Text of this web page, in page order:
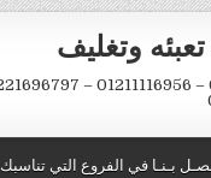
وتغليف
بـنـا في الفروع التي تناسبك